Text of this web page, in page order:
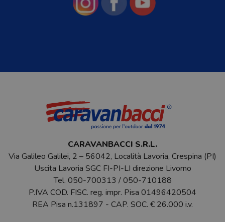
CARAVANBACCI S.R.L.
Via Galileo Galilei, 2 – 56042, Località Lavoria, Crespina (PI)
Uscita Lavoria SGC FI-PI-LI direzione Livorno
Tel. 050-700313 /050-710188
P.IVA COD. FISC. reg. impr. Pisa 01496420504
REA Pisa n.131897 - CAP. SOC. € 26.000 i.v.